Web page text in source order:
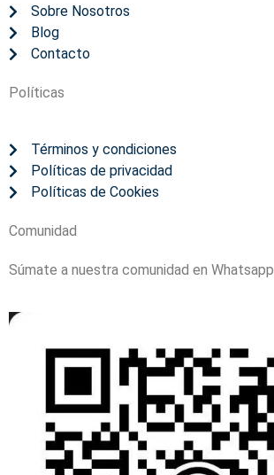
Sobre Nosotros
Blog
Contacto
Políticas
Términos y condiciones
Políticas de privacidad
Políticas de Cookies
Comunidad
Súmate a nuestra comunidad en Whatsapp